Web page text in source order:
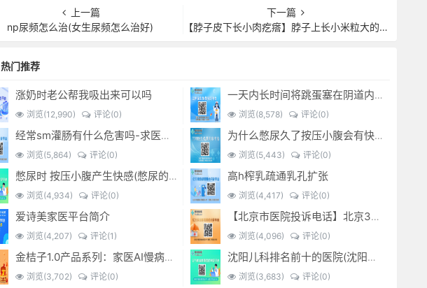
上一篇
np尿频怎么治(女生尿频怎么治好)
下一篇
【脖子皮下长小肉疙瘩】脖子上长小米粒大的肉疙瘩是怎..._...
热门推荐
涨奶时老公帮我吸出来可以吗
浏览(12,990) 评论(0)
一天内长时间将跳蛋塞在阴道内 有什么危害免...(跳蛋是放哪里)
浏览(8,578) 评论(0)
经常sm灌肠有什么危害吗-求医问药-
浏览(5,864) 评论(0)
为什么憋尿久了按压小腹会有快感_-
浏览(5,443) 评论(0)
憋尿时 按压小腹产生快感(憋尿的时候按压小腹是什么感觉)
浏览(4,934) 评论(0)
高h榨乳疏通乳孔扩张
浏览(4,417) 评论(0)
爱诗美家医平台简介
浏览(4,207) 评论(1)
【北京市医院投诉电话】北京301医院电话--(北京301医院投诉电话多少)
浏览(4,096) 评论(0)
金桔子1.0产品系列：家医AI慢病管理项目全国招募区域合伙人，低投入，高回报，长收益
浏览(3,702) 评论(0)
沈阳儿科排名前十的医院(沈阳儿科最好的医院)
浏览(3,683) 评论(0)